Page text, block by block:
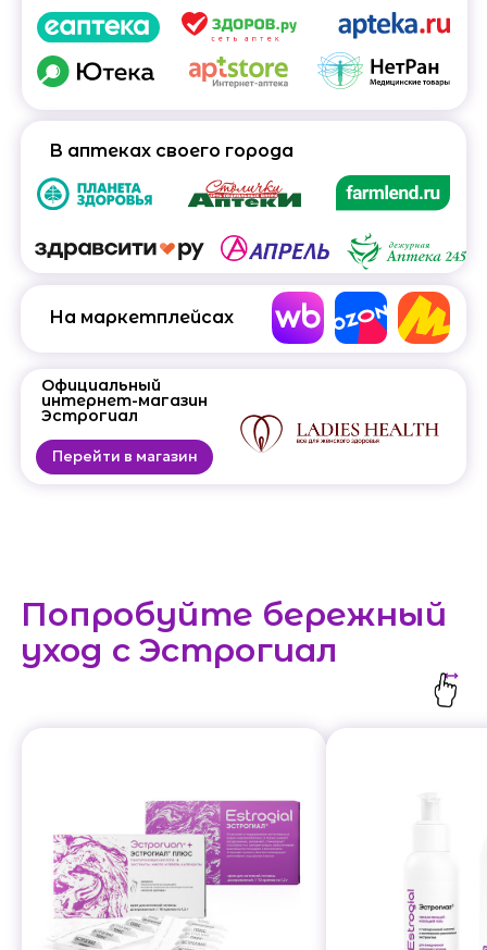
Официальный
интернет-магазин
Эстрогиал
На маркетплейсах
В аптеках своего города
Перейти в магазин
Попробуйте бережный
уход с Эстрогиал